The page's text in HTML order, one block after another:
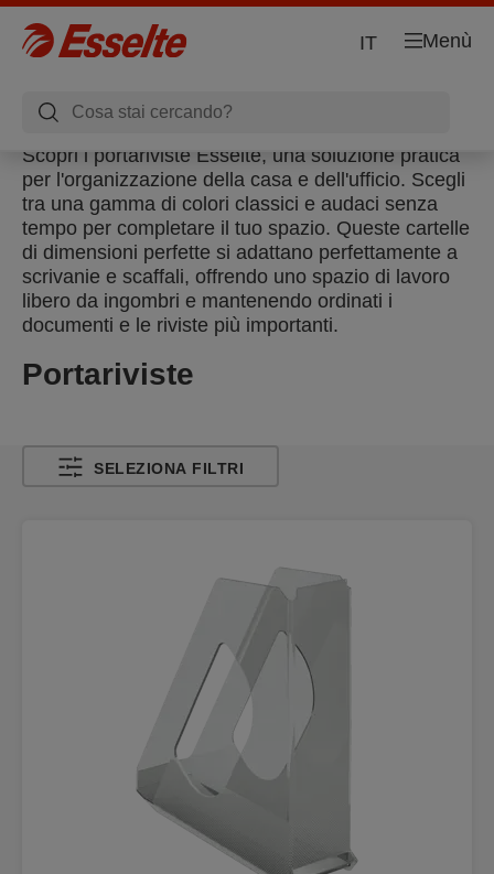
Menù
IT
Scopri i portariviste Esselte, una soluzione pratica
per l'organizzazione della casa e dell'ufficio. Scegli
tra una gamma di colori classici e audaci senza
tempo per completare il tuo spazio. Queste cartelle
di dimensioni perfette si adattano perfettamente a
scrivanie e scaffali, offrendo uno spazio di lavoro
libero da ingombri e mantenendo ordinati i
documenti e le riviste più importanti.
Portariviste
SELEZIONA FILTRI